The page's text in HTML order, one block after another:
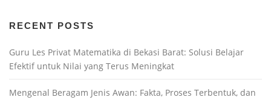
RECENT POSTS
Guru Les Privat Matematika di Bekasi Barat: Solusi Belajar
Efektif untuk Nilai yang Terus Meningkat
Mengenal Beragam Jenis Awan: Fakta, Proses Terbentuk, dan